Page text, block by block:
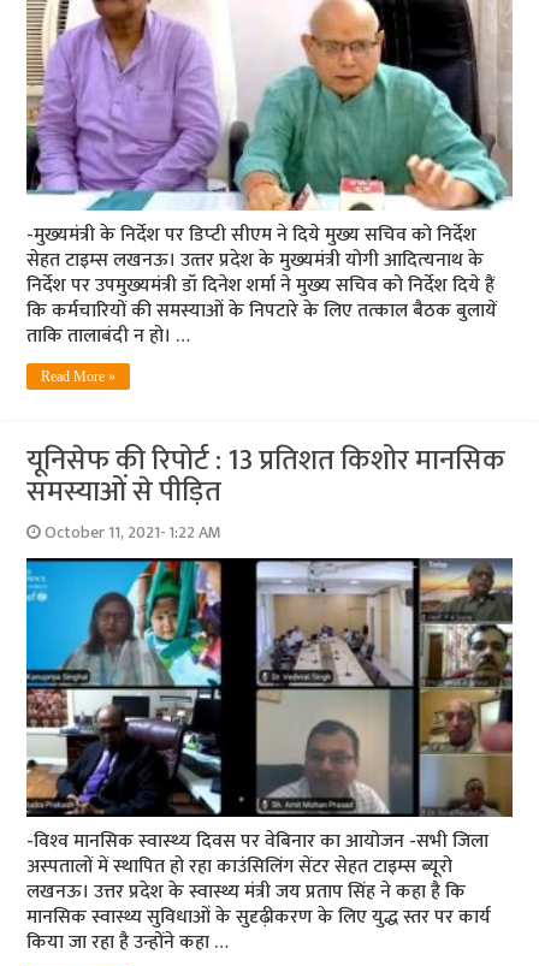
-मुख्‍यमंत्री के निर्देश पर डिप्‍टी सीएम ने दिये मुख्‍य सचिव को निर्देश
सेहत टाइम्‍स लखनऊ। उत्‍तर प्रदेश के मुख्‍यमंत्री योगी आदित्‍यनाथ के
निर्देश पर उपमुख्‍यमंत्री डॉ दिनेश शर्मा ने मुख्‍य सचिव को निर्देश दिये हैं
कि कर्मचारियों की समस्‍याओं के निपटारे के लिए तत्‍काल बैठक बुलायें
ताकि तालाबंदी न हो। …
Read More »
यूनिसेफ की रिपोर्ट : 13 प्रतिशत किशोर मानसिक
समस्याओं से पीड़ित
October 11, 2021- 1:22 AM
-विश्‍व मानसि‍क स्‍वास्‍थ्‍य दिवस पर वेबिनार का आयोजन -सभी जिला
अस्‍पतालों में स्‍थापित हो रहा काउंसिलिंग सेंटर सेहत टाइम्‍स ब्‍यूरो
लखनऊ। उत्तर प्रदेश के स्वास्थ्य मंत्री जय प्रताप सिंह ने कहा है कि
मानसिक स्वास्थ्य सुविधाओं के सुदृढ़ीकरण के लिए युद्ध स्तर पर कार्य
किया जा रहा है उन्होंने कहा …